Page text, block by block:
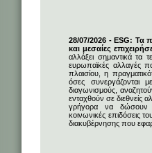
28/07/2026 - ESG: Τα
και μεσαίες
αλλάξει σημαντικά τα
ευρωπαϊκές αλλαγές
πλαισίου, η
όσες συνεργάζονται
διαγωνισμούς,
ενταχθούν σε διεθνείς
γρήγορα να δώσουν
κοινωνικές επιδόσεις
διακυβέρνησης που